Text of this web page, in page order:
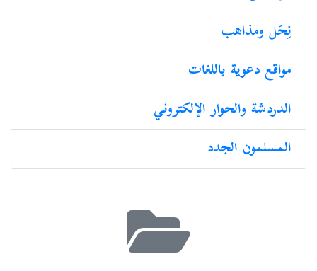
نِحَل ومذاهب
مواقع دعوية باللغات
الدردشة والحوار الإلكتروني
المسلمون الجدد